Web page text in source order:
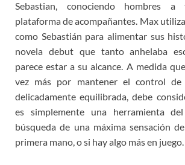
Sebastian, conociendo hombres
plataforma de acompañantes. Max
como Sebastián para alimentar sus
novela debut que tanto anhelaba
parece estar a su alcance. A medida
vez más por mantener el control
delicadamente equilibrada, debe
es simplemente una herramienta
búsqueda de una máxima sensación
primera mano, o si hay algo más en juego.